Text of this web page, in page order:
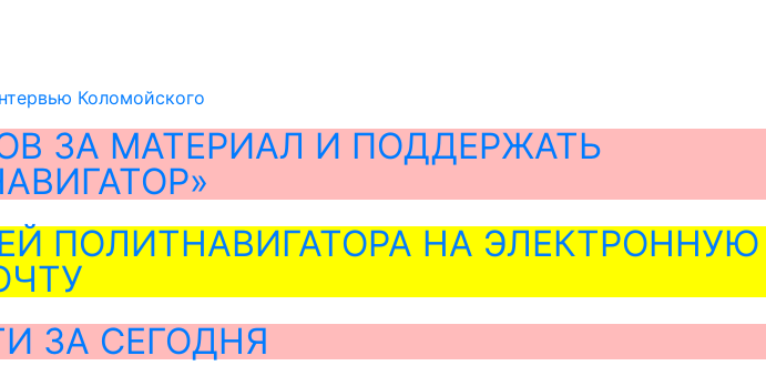
Коломойского
ЗА МАТЕРИАЛ И ПОДДЕРЖАТЬ
ПОЛИТНАВИГАТОРА НА ЭЛЕКТРОННУЮ
ЗА СЕГОДНЯ